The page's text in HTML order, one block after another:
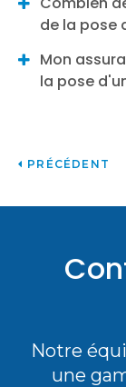
de la pose
Mon
la pose
PRÉCÉDENT
Notre
une